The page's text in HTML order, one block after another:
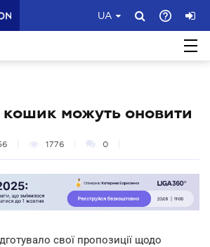
UA
можуть оновити
1776 0
свої пропозиції щодо